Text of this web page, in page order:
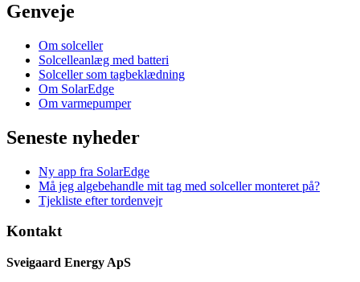
Genveje
Om solceller
Solcelleanlæg med batteri
Solceller som tagbeklædning
Om SolarEdge
Om varmepumper
Seneste nyheder
Ny app fra SolarEdge
Må jeg algebehandle mit tag med solceller monteret på?
Tjekliste efter tordenvejr
Kontakt
Sveigaard Energy ApS